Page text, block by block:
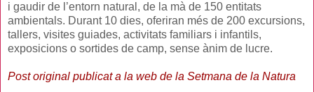
i gaudir de l’entorn natural, de la mà de 150 entitats
ambientals. Durant 10 dies, oferiran més de 200 excursions,
tallers, visites guiades, activitats familiars i infantils,
exposicions o sortides de camp, sense ànim de lucre.
Post original publicat a la web de la Setmana de la Natura